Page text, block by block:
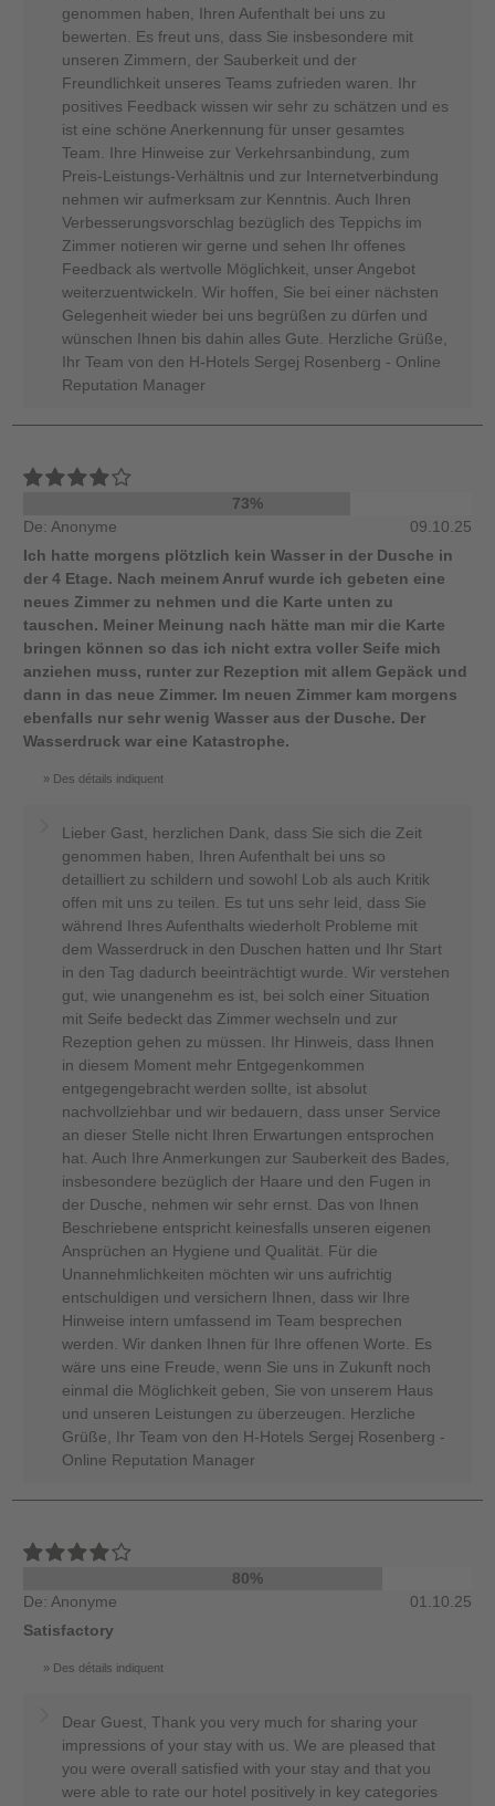
genommen haben, Ihren Aufenthalt bei uns zu
bewerten. Es freut uns, dass Sie insbesondere mit
unseren Zimmern, der Sauberkeit und der
Freundlichkeit unseres Teams zufrieden waren. Ihr
positives Feedback wissen wir sehr zu schätzen und es
ist eine schöne Anerkennung für unser gesamtes
Team. Ihre Hinweise zur Verkehrsanbindung, zum
Preis-Leistungs-Verhältnis und zur Internetverbindung
nehmen wir aufmerksam zur Kenntnis. Auch Ihren
Verbesserungsvorschlag bezüglich des Teppichs im
Zimmer notieren wir gerne und sehen Ihr offenes
Feedback als wertvolle Möglichkeit, unser Angebot
weiterzuentwickeln. Wir hoffen, Sie bei einer nächsten
Gelegenheit wieder bei uns begrüßen zu dürfen und
wünschen Ihnen bis dahin alles Gute. Herzliche Grüße,
Ihr Team von den H-Hotels Sergej Rosenberg - Online
Reputation Manager
73%
De: Anonyme
09.10.25
Ich hatte morgens plötzlich kein Wasser in der Dusche in
der 4 Etage. Nach meinem Anruf wurde ich gebeten eine
neues Zimmer zu nehmen und die Karte unten zu
tauschen. Meiner Meinung nach hätte man mir die Karte
bringen können so das ich nicht extra voller Seife mich
anziehen muss, runter zur Rezeption mit allem Gepäck und
dann in das neue Zimmer. Im neuen Zimmer kam morgens
ebenfalls nur sehr wenig Wasser aus der Dusche. Der
Wasserdruck war eine Katastrophe.
Des détails indiquent
Lieber Gast, herzlichen Dank, dass Sie sich die Zeit
genommen haben, Ihren Aufenthalt bei uns so
detailliert zu schildern und sowohl Lob als auch Kritik
offen mit uns zu teilen. Es tut uns sehr leid, dass Sie
während Ihres Aufenthalts wiederholt Probleme mit
dem Wasserdruck in den Duschen hatten und Ihr Start
in den Tag dadurch beeinträchtigt wurde. Wir verstehen
gut, wie unangenehm es ist, bei solch einer Situation
mit Seife bedeckt das Zimmer wechseln und zur
Rezeption gehen zu müssen. Ihr Hinweis, dass Ihnen
in diesem Moment mehr Entgegenkommen
entgegengebracht werden sollte, ist absolut
nachvollziehbar und wir bedauern, dass unser Service
an dieser Stelle nicht Ihren Erwartungen entsprochen
hat. Auch Ihre Anmerkungen zur Sauberkeit des Bades,
insbesondere bezüglich der Haare und den Fugen in
der Dusche, nehmen wir sehr ernst. Das von Ihnen
Beschriebene entspricht keinesfalls unseren eigenen
Ansprüchen an Hygiene und Qualität. Für die
Unannehmlichkeiten möchten wir uns aufrichtig
entschuldigen und versichern Ihnen, dass wir Ihre
Hinweise intern umfassend im Team besprechen
werden. Wir danken Ihnen für Ihre offenen Worte. Es
wäre uns eine Freude, wenn Sie uns in Zukunft noch
einmal die Möglichkeit geben, Sie von unserem Haus
und unseren Leistungen zu überzeugen. Herzliche
Grüße, Ihr Team von den H-Hotels Sergej Rosenberg -
Online Reputation Manager
80%
De: Anonyme
01.10.25
Satisfactory
Des détails indiquent
Dear Guest, Thank you very much for sharing your
impressions of your stay with us. We are pleased that
you were overall satisfied with your stay and that you
were able to rate our hotel positively in key categories